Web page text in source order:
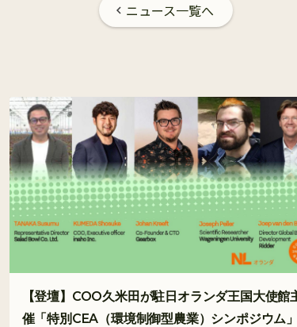
chevron_left ニュース一覧へ
【登壇】COO久米田が駐日オランダ王国大使館
催「特別CEA（環境制御型農業）シンポジウム」